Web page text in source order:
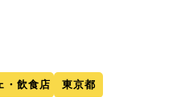
・飲食店 東京都